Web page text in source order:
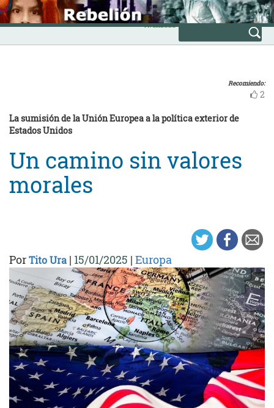
Skip
to
content
INICIO
Avanzada
Recomiendo:
2
La sumisión de la Unión Europea a la política exterior de
Estados Unidos
Un camino sin valores
morales
PorTito Ura | 15/01/2025 | Europa